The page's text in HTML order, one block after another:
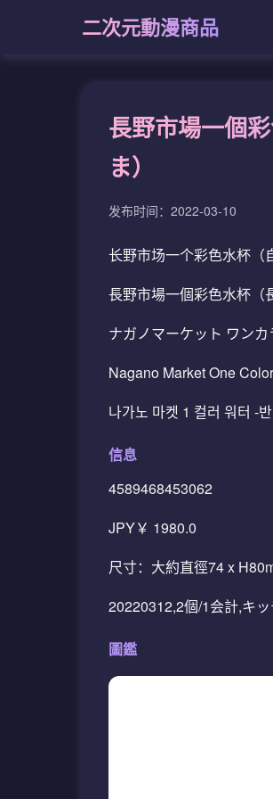
二次元動漫商品
長野市場一個
ま）
发布时间：2022-03-10
长野市场一个彩色水杯（
長野市場一個彩色水杯（
ナガノマーケット ワンカ
Nagano Market One
나가노 마켓 1 컬러 워터 -
信息
4589468453062
JPY￥ 1980.0
尺寸：大約直徑74 x
20220312,2個/1会計,キ
圖鑑